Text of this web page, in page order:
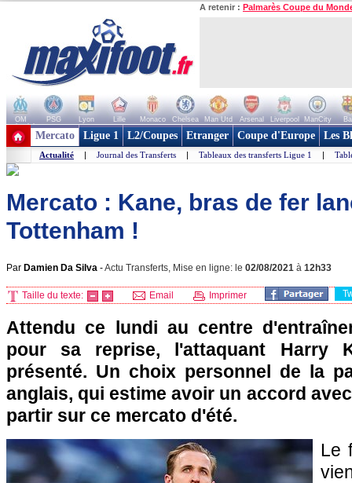
A retenir : Palmarès Coupe du
OM PSG Lyon Lille Monaco Chelsea Man Utd Arsenal Liverpool ManCity
+ de clubs
Mercato Ligue 1 L2/Coupes Etranger Coupe d'Europe Les
Actualité | Journal des Transferts | Tableaux des transferts Ligue 1 |
Mercato : Kane, bras de fer
Tottenham !
Par Damien Da Silva -Actu Transferts, Mise en ligne: le 02/08/2021 à 12h33
Taille du texte: Email Imprimer
Attendu ce lundi au centre
pour sa reprise, l'attaquant Harry
présenté. Un choix personnel de la
anglais, qui estime avoir un accord
partir sur ce mercato d'été.
Le